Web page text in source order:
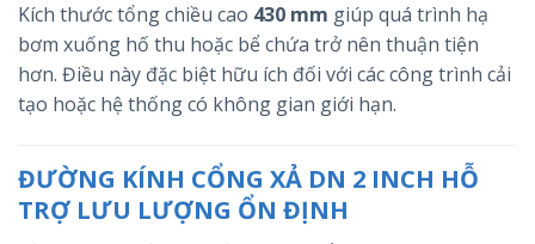
Kích thước tổng chiều cao 430 mm giúp quá trình hạ
bơm xuống hố thu hoặc bể chứa trở nên thuận tiện
hơn. Điều này đặc biệt hữu ích đối với các công trình cải
tạo hoặc hệ thống có không gian giới hạn.
ĐƯỜNG KÍNH CỔNG XẢ DN 2 INCH HỖ
TRỢ LƯU LƯỢNG ỔN ĐỊNH